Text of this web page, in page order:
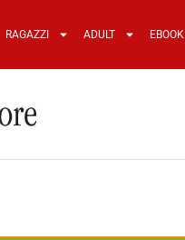
RAGAZZI ADULT EBOOK